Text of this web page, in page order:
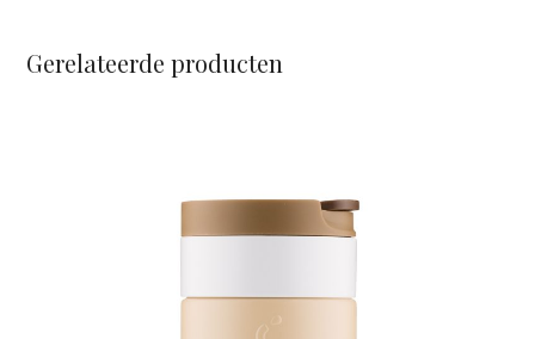
Gerelateerde producten